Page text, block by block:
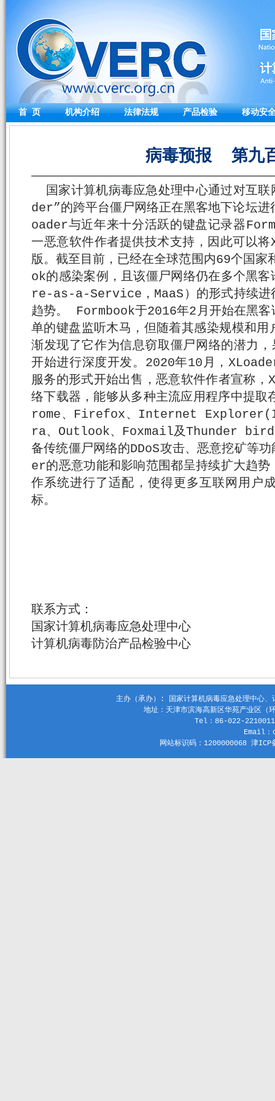
首 页 机构介绍 法律法规 产品检验 移动安
病毒预报 第九
国家计算机病毒应急处理中心通过对互
der”的跨平台僵尸网络正在黑客地下论坛进
oader与近年来十分活跃的键盘记录器
一恶意软件作者提供技术支持，因此可以
版。截至目前，已经在全球范围内69个国
ok的感染案例，且该僵尸网络仍在多个黑
re-as-a-Service，MaaS）的形式持续进
趋势。 Formbook于2016年2月开始在黑客
单的键盘监听木马，但随着其感染规模和
渐发现了它作为信息窃取僵尸网络的潜力
开始进行深度开发。2020年10月，
服务的形式开始出售，恶意软件作者宣称
络下载器，能够从多种主流应用程序中提取
rome、Firefox、Internet
ra、Outlook、Foxmail及Thunder bird
备传统僵尸网络的DDoS攻击、恶意挖矿等
er的恶意功能和影响范围都呈持续扩大趋势
作系统进行了适配，使得更多互联网用户
标。
联系方式：
国家计算机病毒应急处理中心
计算机病毒防治产品检验中心
主办（承办）: 国家计算机病毒应急处理中心
地址：天津市滨海高新区华苑产业区
Tel：86-022-
Email
网站标识码：1200000068 津